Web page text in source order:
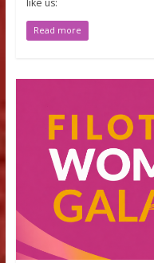
Filothei
like us:
Read more